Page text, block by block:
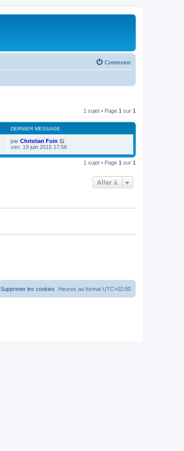
Connexion
1 sujet • Page 1 sur 1
DERNIER MESSAGE
par Christian Foin
ven. 19 juin 2015 17:56
1 sujet • Page 1 sur 1
Aller à
Heures au format UTC+02:00
Supprimer les cookies